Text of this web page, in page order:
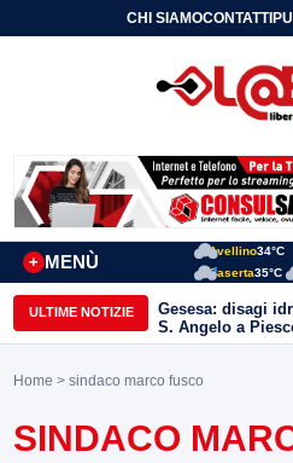
CHI SIAMOCONTATTI
MENÙ
+
Avellino34°C
Caserta35°C
ULTIME NOTIZIE
Gesesa: disagi
S. Angelo a
posizionata
Home > sindaco marco fusco
SINDACO